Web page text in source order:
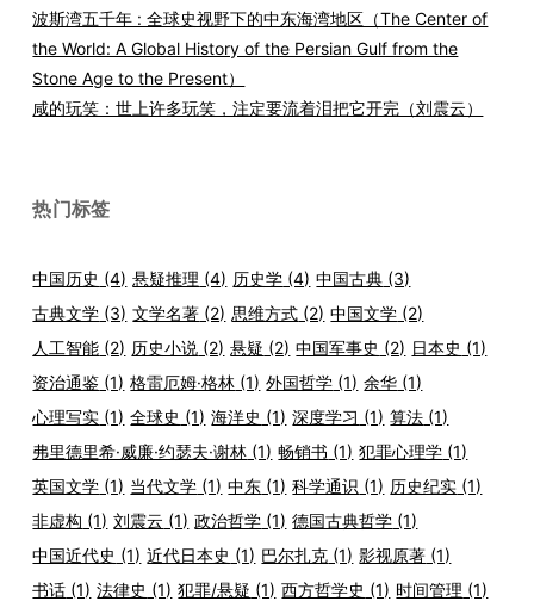
波斯湾五千年 : 全球史视野下的中东海湾地区（The Center of
the World: A Global History of the Persian Gulf from the
Stone Age to the Present）
咸的玩笑：世上许多玩笑，注定要流着泪把它开完（刘震云）
热门标签
中国历史 (4) 悬疑推理 (4) 历史学 (4) 中国古典 (3)
古典文学 (3) 文学名著 (2) 思维方式 (2) 中国文学 (2)
人工智能 (2) 历史小说 (2) 悬疑 (2) 中国军事史 (2) 日本史 (1)
资治通鉴 (1) 格雷厄姆·格林 (1) 外国哲学 (1) 余华 (1)
心理写实 (1) 全球史 (1) 海洋史 (1) 深度学习 (1) 算法 (1)
弗里德里希·威廉·约瑟夫·谢林 (1) 畅销书 (1) 犯罪心理学 (1)
英国文学 (1) 当代文学 (1) 中东 (1) 科学通识 (1) 历史纪实 (1)
非虚构 (1) 刘震云 (1) 政治哲学 (1) 德国古典哲学 (1)
中国近代史 (1) 近代日本史 (1) 巴尔扎克 (1) 影视原著 (1)
书话 (1) 法律史 (1) 犯罪/悬疑 (1) 西方哲学史 (1) 时间管理 (1)